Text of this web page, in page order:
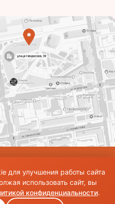
и тексты принадлежат их
для улучшения работы сайта
использовать сайт, вы
конфиденциальности.